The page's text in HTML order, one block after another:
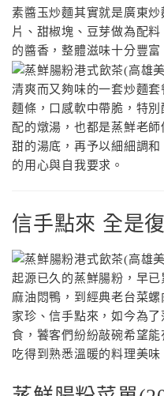
素醬玉炒麵其實就是廣東
片、甜椒塊、豆芽做為配
的醬香，整體滋味十分豐富
清爽而又夠味的一套炒麵
麵條，口感軟中帶脆，特
配的燉湯，也都是蒸鮮老
甜的湯底，再予以細細調
的用心與自我要求。
信手點來 全是
起源已久的蒸鮮腸粉，早
麻油悶鴨，到經典老台菜
家珍、信手點來，如今為
食，饕客們紛紛敲碗希望
吃得到熟悉溫暖的料理美味